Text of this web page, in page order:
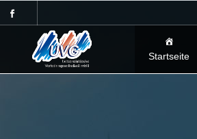
Startseite